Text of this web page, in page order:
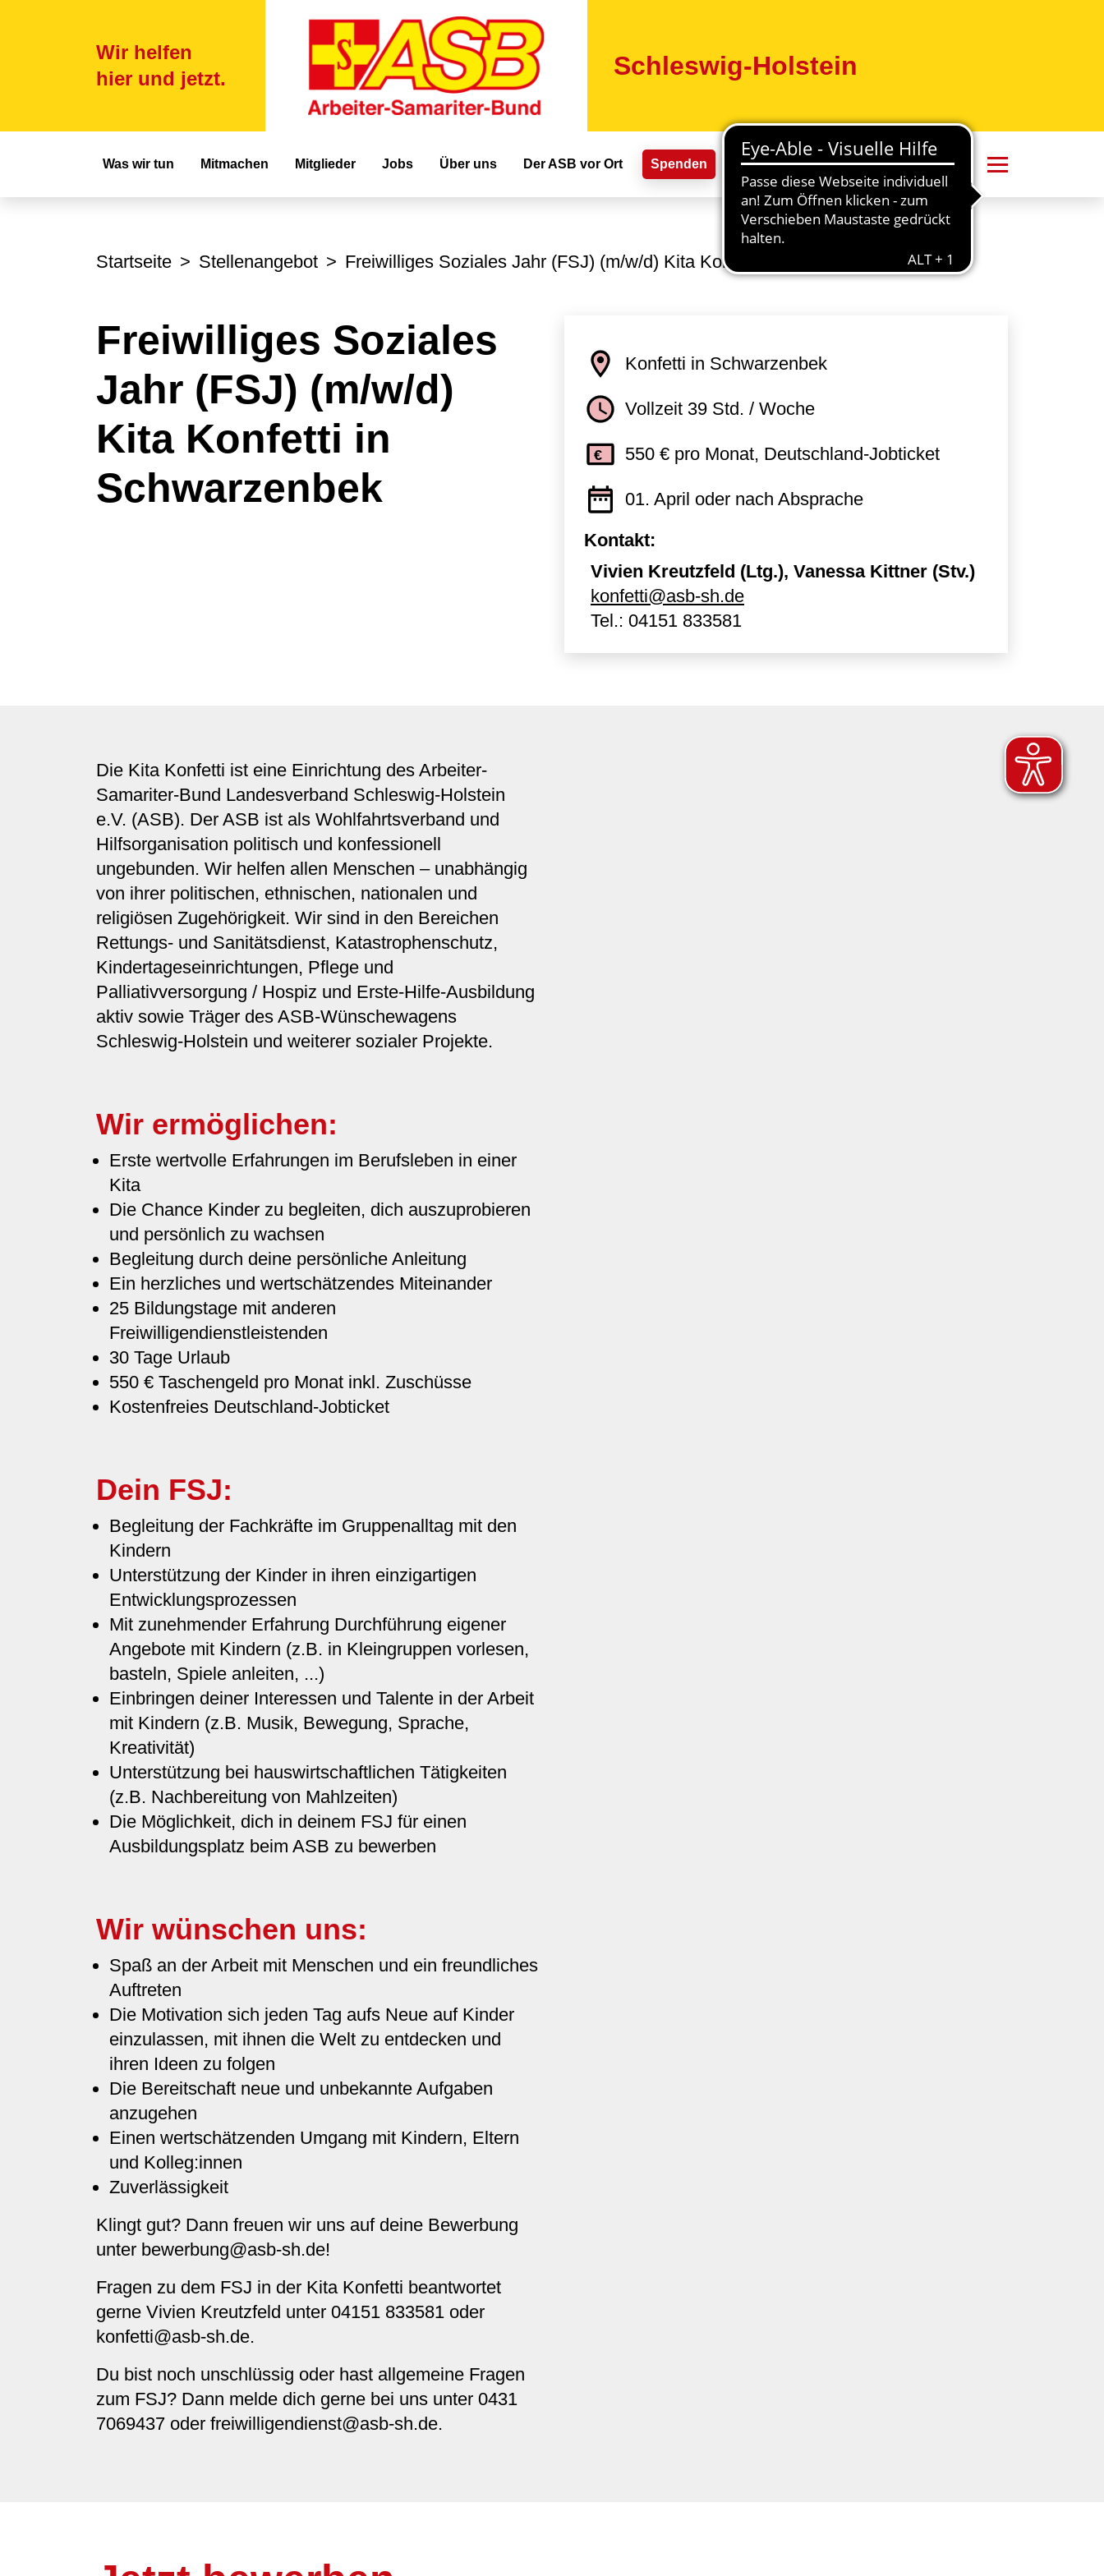
Wir helfen
hier und jetzt.
Schleswig-Holstein
Hauptnavigation
Was wir tun Mitmachen Mitglieder Jobs Über uns Der ASB vor Ort Spenden
Startseite Stellenangebot Freiwilliges Soziales Jahr (FSJ) (m/w/d) Kita Konfetti in Schwarzenbek
Freiwilliges Soziales
Jahr (FSJ) (m/w/d)
Kita Konfetti in
Schwarzenbek
Konfetti in Schwarzenbek
Vollzeit 39 Std. / Woche
550 € pro Monat, Deutschland-Jobticket
01. April oder nach Absprache
Kontakt:
Vivien Kreutzfeld (Ltg.), Vanessa Kittner (Stv.)
konfetti@asb-sh.de
Tel.: 04151 833581
Die Kita Konfetti ist eine Einrichtung des Arbeiter-
Samariter-Bund Landesverband Schleswig-Holstein
e.V. (ASB). Der ASB ist als Wohlfahrtsverband und
Hilfsorganisation politisch und konfessionell
ungebunden. Wir helfen allen Menschen – unabhängig
von ihrer politischen, ethnischen, nationalen und
religiösen Zugehörigkeit. Wir sind in den Bereichen
Rettungs- und Sanitätsdienst, Katastrophenschutz,
Kindertageseinrichtungen, Pflege und
Palliativversorgung / Hospiz und Erste-Hilfe-Ausbildung
aktiv sowie Träger des ASB-Wünschewagens
Schleswig-Holstein und weiterer sozialer Projekte.
Wir ermöglichen:
Erste wertvolle Erfahrungen im Berufsleben in einer
Kita
Die Chance Kinder zu begleiten, dich auszuprobieren
und persönlich zu wachsen
Begleitung durch deine persönliche Anleitung
Ein herzliches und wertschätzendes Miteinander
25 Bildungstage mit anderen
Freiwilligendienstleistenden
30 Tage Urlaub
550 € Taschengeld pro Monat inkl. Zuschüsse
Kostenfreies Deutschland-Jobticket
Dein FSJ:
Begleitung der Fachkräfte im Gruppenalltag mit den
Kindern
Unterstützung der Kinder in ihren einzigartigen
Entwicklungsprozessen
Mit zunehmender Erfahrung Durchführung eigener
Angebote mit Kindern (z.B. in Kleingruppen vorlesen,
basteln, Spiele anleiten, ...)
Einbringen deiner Interessen und Talente in der Arbeit
mit Kindern (z.B. Musik, Bewegung, Sprache,
Kreativität)
Unterstützung bei hauswirtschaftlichen Tätigkeiten
(z.B. Nachbereitung von Mahlzeiten)
Die Möglichkeit, dich in deinem FSJ für einen
Ausbildungsplatz beim ASB zu bewerben
Wir wünschen uns:
Spaß an der Arbeit mit Menschen und ein freundliches
Auftreten
Die Motivation sich jeden Tag aufs Neue auf Kinder
einzulassen, mit ihnen die Welt zu entdecken und
ihren Ideen zu folgen
Die Bereitschaft neue und unbekannte Aufgaben
anzugehen
Einen wertschätzenden Umgang mit Kindern, Eltern
und Kolleg:innen
Zuverlässigkeit
Klingt gut? Dann freuen wir uns auf deine Bewerbung
unter bewerbung@asb-sh.de!
Fragen zu dem FSJ in der Kita Konfetti beantwortet
gerne Vivien Kreutzfeld unter 04151 833581 oder
konfetti@asb-sh.de.
Du bist noch unschlüssig oder hast allgemeine Fragen
zum FSJ? Dann melde dich gerne bei uns unter 0431
7069437 oder freiwilligendienst@asb-sh.de.